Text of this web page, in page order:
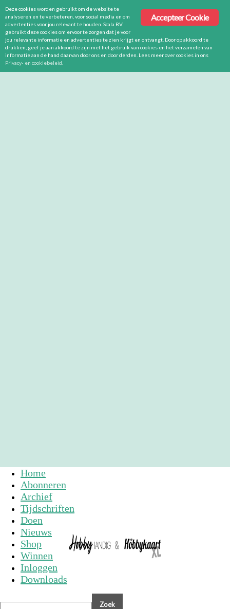
Home
Abonneren
Archief
Tijdschriften
Doen
Nieuws
Shop
Winnen
Inloggen
Downloads
Accepteer Cookie
Deze cookies worden gebruikt om de website te
analyseren en te verbeteren, voor social media en om
advertenties voor jou relevant te houden. Scala BV
gebruikt deze cookies om ervoor te zorgen dat je voor
jou relevante informatie en advertenties te zien krijgt en ontvangt. Door op akkoord te
drukken, geef je aan akkoord te zijn met het gebruik van cookies en het verzamelen van
informatie aan de hand daarvan door ons en door derden. Lees meer over cookies in ons
Privacy- en cookiebeleid